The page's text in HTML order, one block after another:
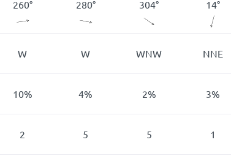
260° 280° 304° 14°
W W WNW NNE
10% 4% 2% 3%
2 5 5 1